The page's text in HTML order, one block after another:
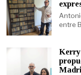
entre
Kerry